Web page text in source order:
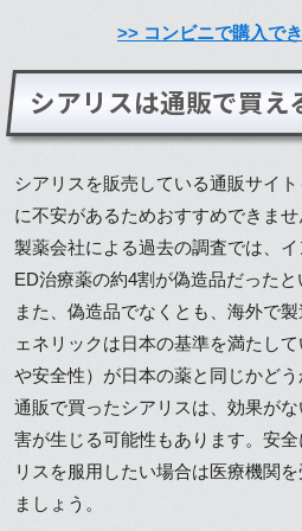
>> コンビニで購入で
シアリスは通販で買え
シアリスを販売している通販サイ
に不安があるためおすすめできませ
製薬会社による過去の調査では、
ED治療薬の約4割が偽造品だったと
また、偽造品でなくとも、海外で
ェネリックは日本の基準を満たし
や安全性）が日本の薬と同じかどう
通販で買ったシアリスは、効果が
害が生じる可能性もあります。安
リスを服用したい場合は医療機関
ましょう。